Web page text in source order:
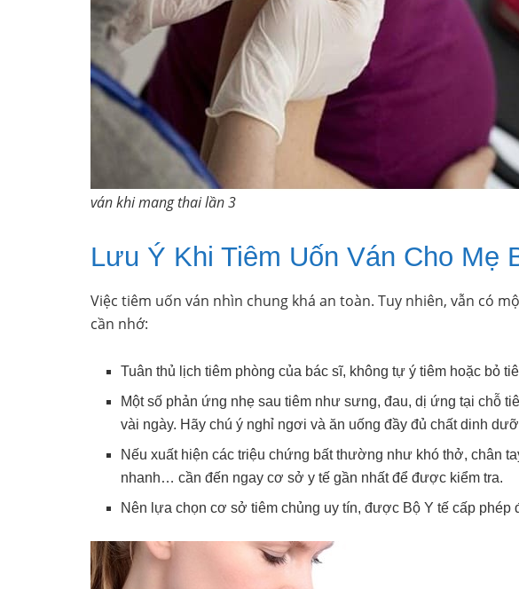
ván khi mang thai lần 3
Lưu Ý Khi Tiêm Uốn Ván Cho Mẹ
Việc tiêm uốn ván nhìn chung khá an toàn. Tuy nhiên, vẫn có
cần nhớ:
Tuân thủ lịch tiêm phòng của bác sĩ, không tự ý tiêm hoặc bỏ
Một số phản ứng nhẹ sau tiêm như sưng, đau, dị ứng tại chỗ
vài ngày. Hãy chú ý nghỉ ngơi và ăn uống đầy đủ chất dinh
Nếu xuất hiện các triệu chứng bất thường như khó thở, chân
nhanh… cần đến ngay cơ sở y tế gần nhất để được kiểm tra.
Nên lựa chọn cơ sở tiêm chủng uy tín, được Bộ Y tế cấp phép